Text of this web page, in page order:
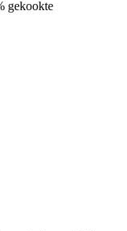
gekookte